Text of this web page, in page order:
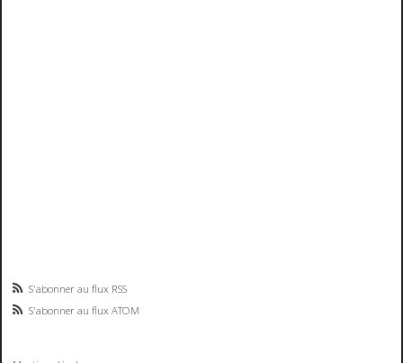
S'abonner au flux RSS
S'abonner au flux ATOM